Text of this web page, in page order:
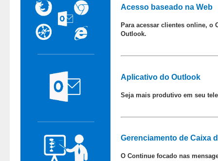
Acesso baseado na Web
Para acessar clientes online, o
Outlook.
Aplicativo do Outlook
Seja mais produtivo em seu
Gerenciamento de Caixa
O Continue focado nas